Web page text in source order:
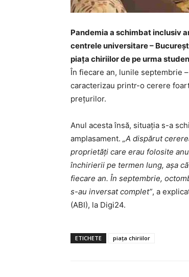
Pandemia a schimbat inclusiv
centrele universitare –
piaţa chiriilor de pe urma
În fiecare an, lunile septembrie
caracterizau printr-o cerere
preţurilor.
Anul acesta însă, situaţia s-a
amplasament. „A dispărut
proprietăţi care erau folosite
închirierii pe termen lung, aşa
fiecare an. În septembrie,
s-au inversat complet”, a
(ABI), la Digi24.
ETICHETE piața chiriilor